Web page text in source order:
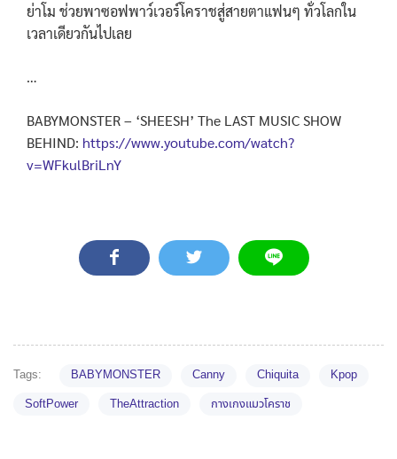
ย่าโม ช่วยพาซอฟพาว์เวอร์โคราชสู่สายตาแฟนๆ ทั่วโลกใน
เวลาเดียวกันไปเลย
…
BABYMONSTER – ‘SHEESH’ The LAST MUSIC SHOW
BEHIND: https://www.youtube.com/watch?
v=WFkulBriLnY
Tags: BABYMONSTER Canny Chiquita
Kpop
SoftPower
TheAttraction กางเกงแมวโคราช